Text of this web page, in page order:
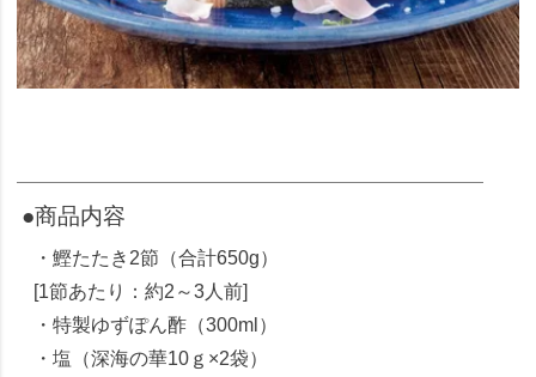
●商品内容
・鰹たたき2節（合計650g）
[1節あたり：約2～3人前]
・特製ゆずぽん酢（300ml）
・塩（深海の華10ｇ×2袋）